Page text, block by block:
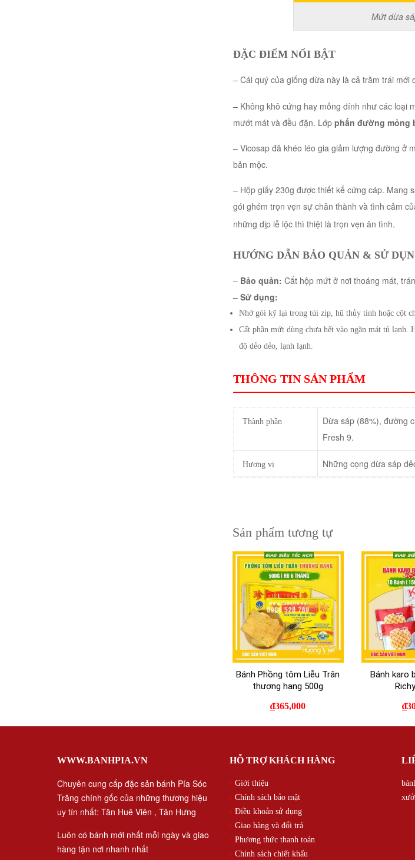
Mứt dừa
ĐẶC ĐIỂM NỔI BẬT
– Cái quý của giống dừa này là cả trăm trái mới
– Không khô cứng hay mỏng dính như các loại
mướt mát và đều đặn. Lớp phấn đường mỏng
– Vicosap đã khéo léo gia giảm lượng đường ở
bản mộc.
– Hộp giấy 230g được thiết kế cứng cáp. Mang
gói ghém trọn vẹn sự chân thành và tình cảm
những dịp lễ lộc thì thiệt là trọn vẹn ân tình.
HƯỚNG DẪN BẢO QUẢN & SỬ
– Bảo quản: Cất hộp mứt ở nơi thoáng mát,
– Sử dụng:
Nhớ gói kỹ lại trong túi zip, hũ thủy tinh hoặc cột
Cất phần mứt dùng chưa hết vào ngăn mát tủ
độ dẻo dẻo, lạnh lạnh.
THÔNG TIN SẢN PHẨM
Thành phần
Dừa sáp (88%), đường
Fresh 9.
Hương vị Những cọng dừa sáp
Sản phẩm tương tự
Bánh Phồng tôm Liễu Trân
thượng hạng 500g
₫365,000
Bánh karo
₫
WWW.BANHPIA.VN
Chuyên cung cấp đặc sản bánh Pía Sóc
Trăng chính gốc của những thương hiệu
uy tín nhất: Tân Huê Viên , Tân Hưng
Luôn có bánh mới nhất mỗi ngày và giao
hàng tận nơi nhanh nhất
HỖ TRỢ KHÁCH HÀNG
Giới thiệu
Chính sách bảo mật
Điều khoản sử dụng
Giao hàng và đổi trả
Phương thức thanh toán
Chính sách chiết khấu